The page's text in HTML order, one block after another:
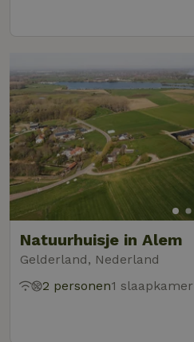
Natuurhuisje in Alem
Gelderland, Nederland
2 personen1 slaapkamer